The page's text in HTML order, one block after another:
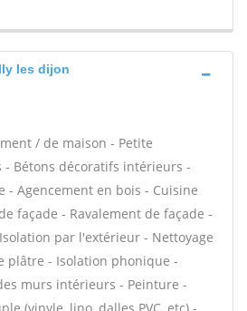
les dijon
/ de maison - Petite
- Bétons décoratifs intérieurs -
- Agencement en bois - Cuisine
façade - Ravalement de façade -
par l'extérieur - Nettoyage
plâtre - Isolation phonique -
murs intérieurs - Peinture -